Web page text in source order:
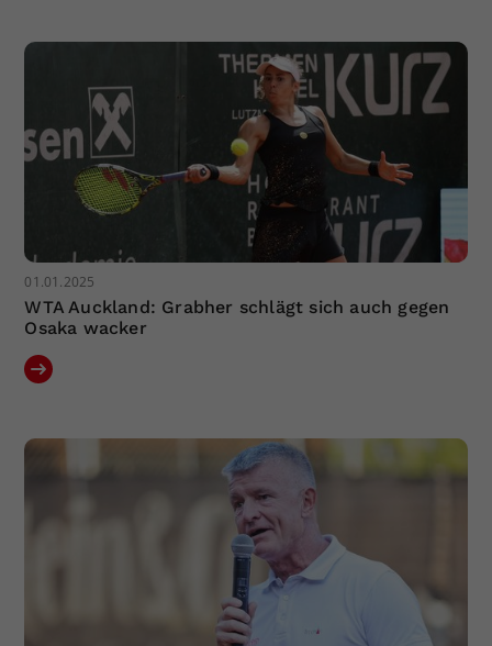
01.01.2025
WTA Auckland: Grabher schlägt sich auch gegen
Osaka wacker
Zweck
Einstellungen. Unter anderem eine
zufällig generierte ID, für die
historische Speicherung Ihrer
vorgenommen Einstellungen, falls der
Webseiten-Betreiber dies eingestellt
hat.